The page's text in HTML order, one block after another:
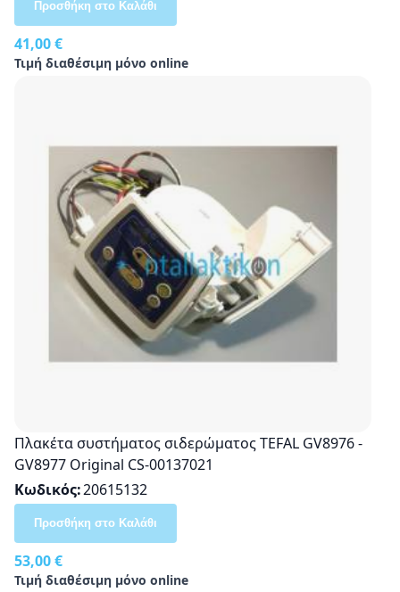
41,00 €
Τιμή διαθέσιμη μόνο online
Προσθήκη στο Καλάθι
Πλακέτα συστήματος σιδερώματος TEFAL GV8976 -
GV8977 Οriginal CS-00137021
Κωδικός 20615132
53,00 €
Τιμή διαθέσιμη μόνο online
Προσθήκη στο Καλάθι